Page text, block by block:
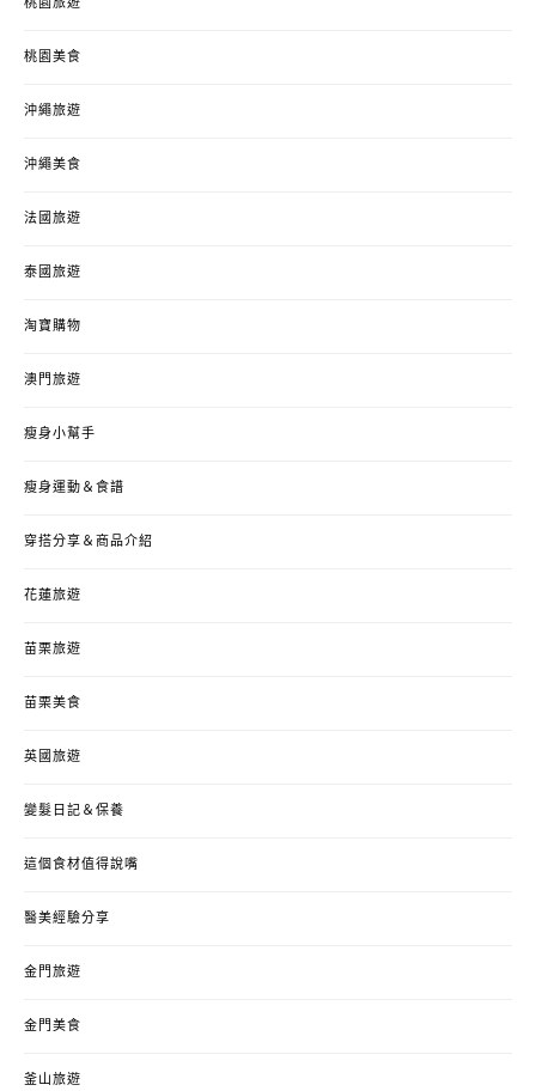
桃園旅遊
桃園美食
沖繩旅遊
沖繩美食
法國旅遊
泰國旅遊
淘寶購物
澳門旅遊
瘦身小幫手
瘦身運動＆食譜
穿搭分享＆商品介紹
花蓮旅遊
苗栗旅遊
苗栗美食
英國旅遊
變髮日記＆保養
這個食材值得說嘴
醫美經驗分享
金門旅遊
金門美食
釜山旅遊